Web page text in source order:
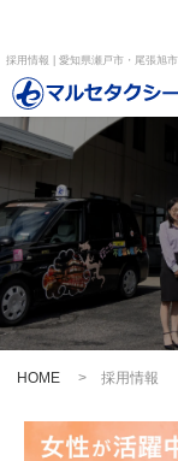
採用情報 | 愛知県瀬戸市・尾張旭
HOME > 採用情報